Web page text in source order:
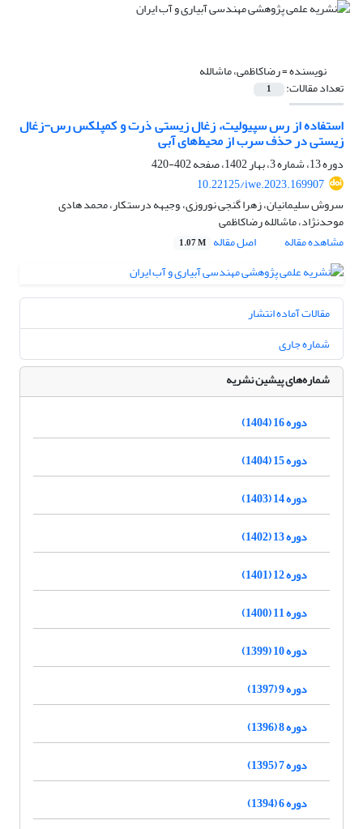
نویسنده =رضاکاظمی، ماشالله
تعداد مقالات: 1
استفاده از رس سپیولیت، زغال زیستی ذرت و کمپلکس رس-زغال
زیستی در حذف سرب از محیط‌های آبی
دوره 13، شماره 3، بهار 1402، صفحه
402-420
10.22125/iwe.2023.169907
سروش سلیمانیان، زهرا گنجی نوروزی، ,وجیهه درستکار، محمد هادی
موحدنژاد، ماشالله رضاکاظمی
مشاهده مقاله
اصل مقاله 1.07 M
مقالات آماده انتشار
شماره جاری
شماره‌های پیشین نشریه
دوره 16 (1404)
دوره 15 (1404)
دوره 14 (1403)
دوره 13 (1402)
دوره 12 (1401)
دوره 11 (1400)
دوره 10 (1399)
دوره 9 (1397)
دوره 8 (1396)
دوره 7 (1395)
دوره 6 (1394)